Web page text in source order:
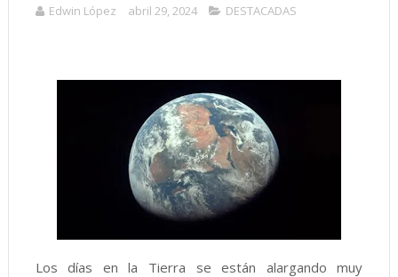
Edwin López abril 29, 2024 DESTACADAS
Los días en la Tierra se están alargando muy